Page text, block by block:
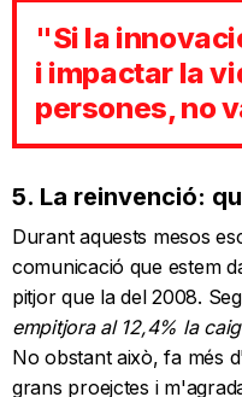
"Si la
i impactar la
persones, no
5. La reinvenció:
Durant aquests mesos
comunicació que estem
pitjor que la del 2008.
empitjora al 12,4% la
No obstant això, fa més
grans proejctes i